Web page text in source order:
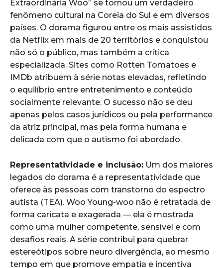
Extraordinária Woo” se tornou um verdadeiro
fenômeno cultural na Coreia do Sul e em diversos
países. O dorama figurou entre os mais assistidos
da Netflix em mais de 20 territórios e conquistou
não só o público, mas também a crítica
especializada. Sites como Rotten Tomatoes e
IMDb atribuem à série notas elevadas, refletindo
o equilíbrio entre entretenimento e conteúdo
socialmente relevante. O sucesso não se deu
apenas pelos casos jurídicos ou pela performance
da atriz principal, mas pela forma humana e
delicada com que o autismo foi abordado.
Representatividade e inclusão: Um dos maiores
legados do dorama é a representatividade que
oferece às pessoas com transtorno do espectro
autista (TEA). Woo Young-woo não é retratada de
forma caricata e exagerada — ela é mostrada
como uma mulher competente, sensível e com
desafios reais. A série contribui para quebrar
estereótipos sobre neuro divergência, ao mesmo
tempo em que promove empatia e incentiva